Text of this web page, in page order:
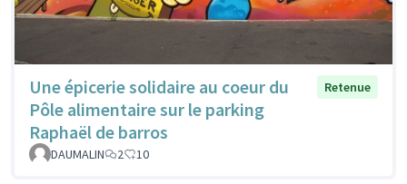
Une épicerie solidaire au coeur du
Pôle alimentaire sur le parking
Raphaël de barros
Retenue
DAUMALIN 2 10